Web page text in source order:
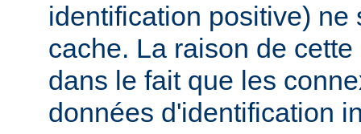
identification positive) ne
cache. La raison de
dans le fait que les
données d'identification